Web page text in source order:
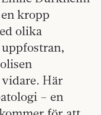
kropp
olika
Här
– en